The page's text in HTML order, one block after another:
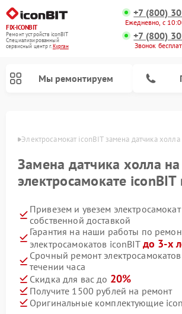
FIX-ICONBIT
Ремонт устройств iconBIT
Специализированный
cервисный центр г.Курган
+7 (800)
Ежедневно, с
+7 (800)
Звонок
Мы ремонтируем
Электросамокат iconBIT замена датчика холла
Замена датчика холла на
электросамокате iconBIT
Привезем и увезем
собственной доставкой
Гарантия на наши работы по
электросамокатов iconBIT до 3-х
Срочный ремонт
течении часа
Скидка для вас до 20%
Получите 1500 рублей на ремонт
Оригинальные комплектующие